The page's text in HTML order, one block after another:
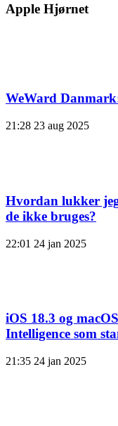
Apple Hjørnet
WeWard
21:28 23 aug 2025
Hvordan lukker
de ikke bruges?
22:01 24 jan 2025
iOS 18.3 og
Intelligence som
21:35 24 jan 2025